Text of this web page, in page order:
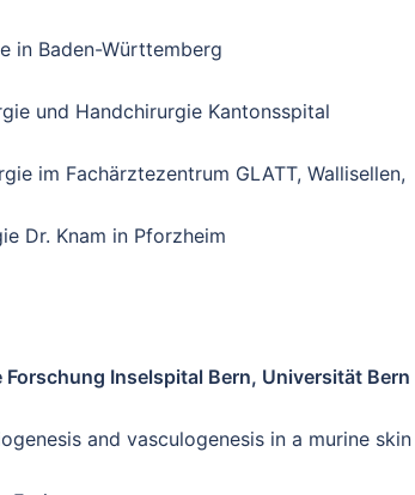
in Baden-Württemberg
und Handchirurgie Kantonsspital
im Fachärztezentrum GLATT, Wallisellen,
Dr. Knam in Pforzheim
Inselspital Bern, Universität Bern
and vasculogenesis in a murine skin